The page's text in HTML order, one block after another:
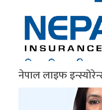
नेपाल लाइफ